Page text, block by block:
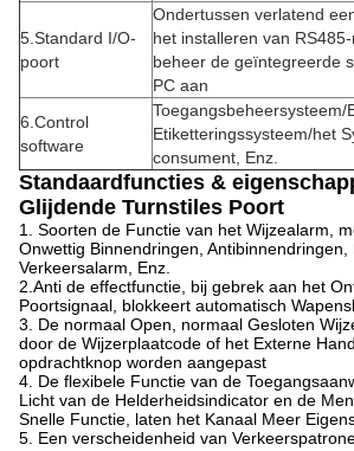
5.Standard I/O-
poort
Ondertussen verlatend
het installeren van
beheer de geïntegreerde
PC aan
6.Control
software
Toegangsbeheersysteem/
Etiketteringssysteem/het
consument, Enz.
Standaardfuncties &
Glijdende Turnstiles Poort
1. Soorten de Functie van het Wijzealarm,
Onwettig Binnendringen, Antibinnendringen,
Verkeersalarm, Enz.
2.Anti de effectfunctie, bij gebrek aan het
Poortsignaal, blokkeert automatisch
3. De normaal Open, normaal Gesloten
door de Wijzerplaatcode of het Externe
opdrachtknop worden aangepast
4. De flexibele Functie van de
Licht van de Helderheidsindicator en de
Snelle Functie, laten het Kanaal Meer
5. Een verscheidenheid van